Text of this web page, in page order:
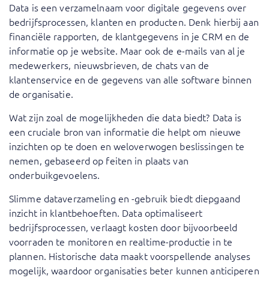
Data is een verzamelnaam voor digitale gegevens over
bedrijfsprocessen, klanten en producten. Denk hierbij aan
financiële rapporten, de klantgegevens in je CRM en de
informatie op je website. Maar ook de e-mails van al je
medewerkers, nieuwsbrieven, de chats van de
klantenservice en de gegevens van alle software binnen
de organisatie.
Wat zijn zoal de mogelijkheden die data biedt? Data is
een cruciale bron van informatie die helpt om nieuwe
inzichten op te doen en weloverwogen beslissingen te
nemen, gebaseerd op feiten in plaats van
onderbuikgevoelens.
Slimme dataverzameling en -gebruik biedt diepgaand
inzicht in klantbehoeften. Data optimaliseert
bedrijfsprocessen, verlaagt kosten door bijvoorbeeld
voorraden te monitoren en realtime-productie in te
plannen. Historische data maakt voorspellende analyses
mogelijk, waardoor organisaties beter kunnen anticiperen